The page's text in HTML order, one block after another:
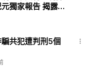
獨家報告 揭露中
破解【2026年7
共犯遭判刑5個